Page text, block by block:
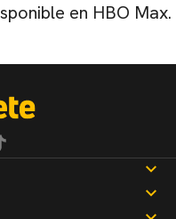
en HBO Max.